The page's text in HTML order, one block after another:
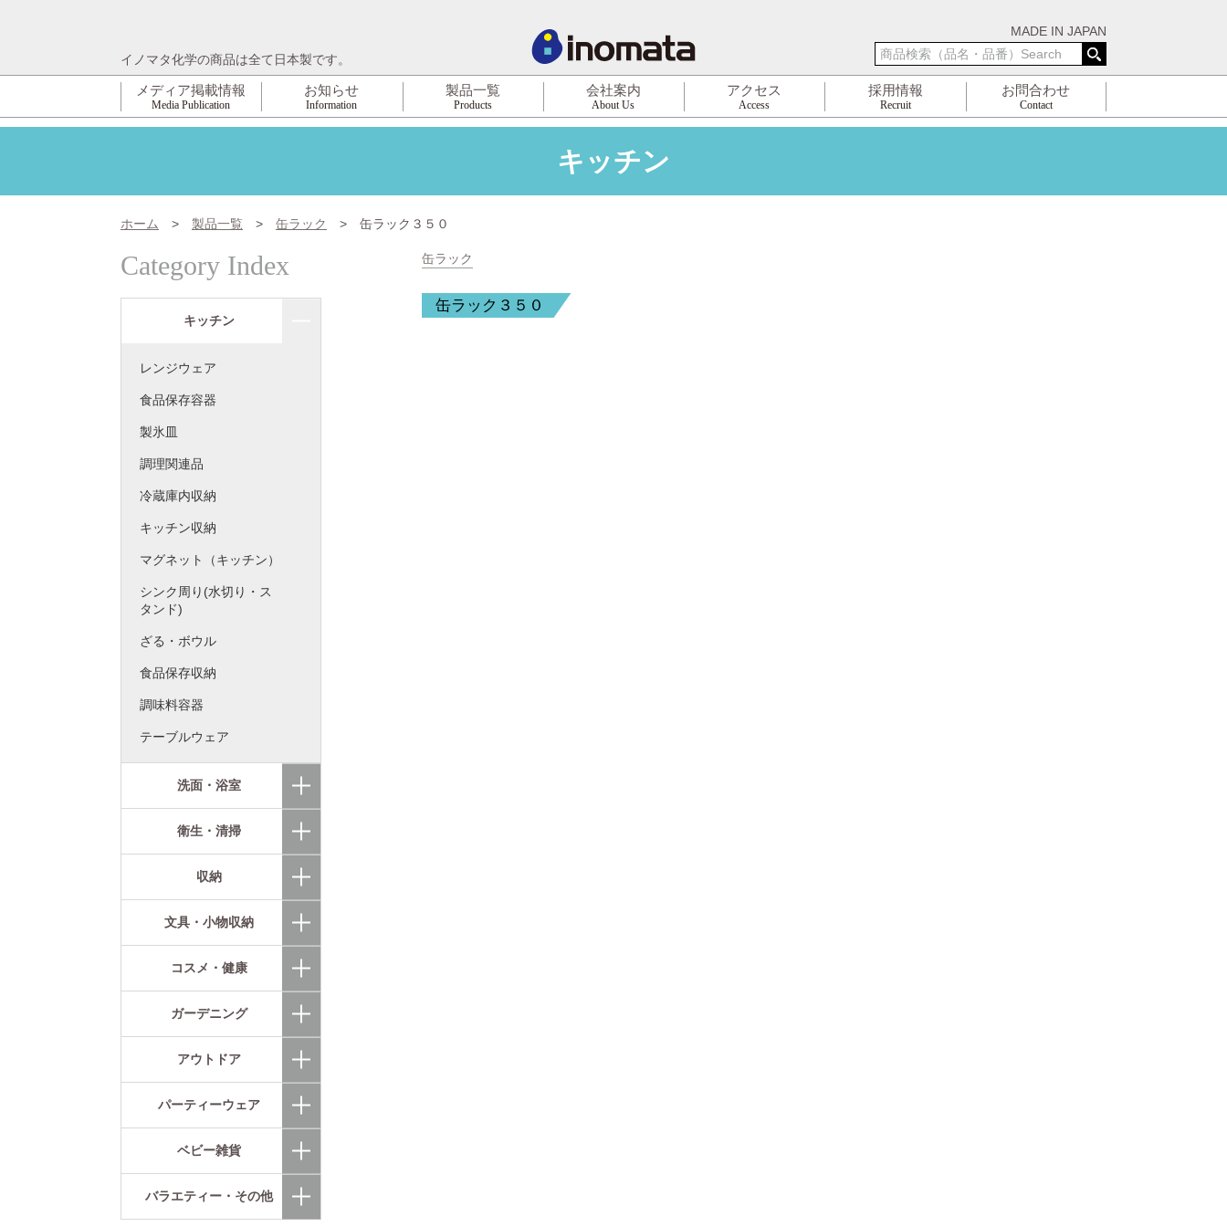
イノマタ化学の商品は全て日本製です。
MADE IN JAPAN
メディア掲載情報
Media Publication
お知らせ
Information
製品一覧
Products
会社案内
About Us
アクセス
Access
採用情報
Recruit
お問合わせ
Contact
キッチン
ホーム > 製品一覧 > 缶ラック > 缶ラック３５０
Category Index
キッチン
レンジウェア
食品保存容器
製氷皿
調理関連品
冷蔵庫内収納
キッチン収納
マグネット（キッチン）
シンク周り(水切り・ス
タンド)
ざる・ボウル
食品保存収納
調味料容器
テーブルウェア
洗面・浴室
衛生・清掃
収納
文具・小物収納
コスメ・健康
ガーデニング
アウトドア
パーティーウェア
ベビー雑貨
バラエティー・その他
缶ラック
缶ラック３５０